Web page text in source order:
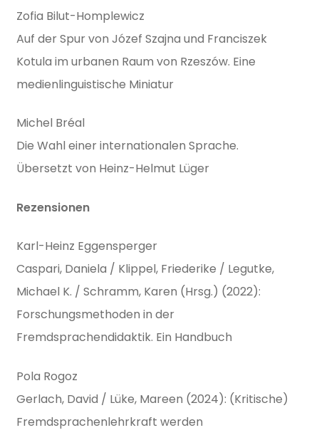
Zofia Bilut-Homplewicz
Auf der Spur von Józef Szajna und Franciszek
Kotula im urbanen Raum von Rzeszów. Eine
medienlinguistische Miniatur
Michel Bréal
Die Wahl einer internationalen Sprache.
Übersetzt von Heinz-Helmut Lüger
Rezensionen
Karl-Heinz Eggensperger
Caspari, Daniela / Klippel, Friederike / Legutke,
Michael K. / Schramm, Karen (Hrsg.) (2022):
Forschungsmethoden in der
Fremdsprachendidaktik. Ein Handbuch
Pola Rogoz
Gerlach, David / Lüke, Mareen (2024): (Kritische)
Fremdsprachenlehrkraft werden